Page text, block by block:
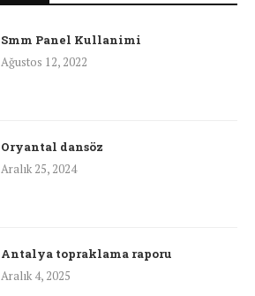
Smm Panel Kullanimi
Ağustos 12, 2022
Oryantal dansöz
Aralık 25, 2024
Antalya topraklama raporu
Aralık 4, 2025